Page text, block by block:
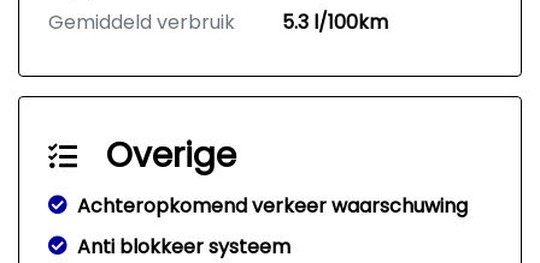
Gemiddeld verbruik
5.3 l/100km
Overige
Achteropkomend verkeer waarschuwing
Anti blokkeer systeem